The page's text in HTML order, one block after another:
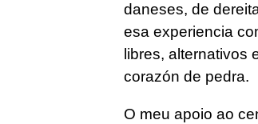
daneses, de
esa experiencia
libres, alternativos
corazón de pedra.
O meu apoio ao